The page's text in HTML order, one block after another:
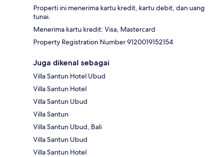
Properti ini menerima kartu kredit, kartu debit, dan uang
tunai.
Menerima kartu kredit: Visa, Mastercard
Property Registration Number 9120019152154
Juga dikenal sebagai
Villa Santun Hotel Ubud
Villa Santun Hotel
Villa Santun Ubud
Villa Santun
Villa Santun Ubud, Bali
Villa Santun Ubud
Villa Santun Hotel